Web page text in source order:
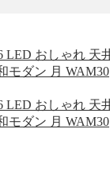
LED おしゃれ 天
モダン 月 WAM30
LED おしゃれ 天
モダン 月 WAM30